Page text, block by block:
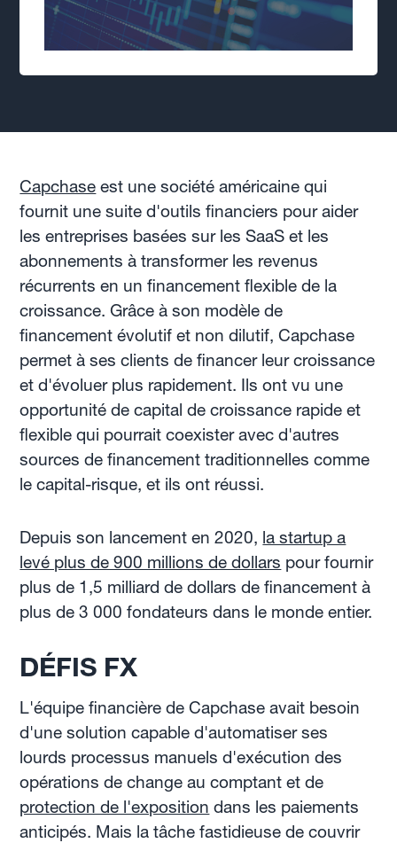
Capchase est une société américaine qui
fournit une suite d'outils financiers pour aider
les entreprises basées sur les SaaS et les
abonnements à transformer les revenus
récurrents en un financement flexible de la
croissance. Grâce à son modèle de
financement évolutif et non dilutif, Capchase
permet à ses clients de financer leur croissance
et d'évoluer plus rapidement. Ils ont vu une
opportunité de capital de croissance rapide et
flexible qui pourrait coexister avec d'autres
sources de financement traditionnelles comme
le capital-risque, et ils ont réussi.
Depuis son lancement en 2020, la startup a
levé plus de 900 millions de dollars pour fournir
plus de 1,5 milliard de dollars de financement à
plus de 3 000 fondateurs dans le monde entier.
DÉFIS FX
L'équipe financière de Capchase avait besoin
d'une solution capable d'automatiser ses
lourds processus manuels d'exécution des
opérations de change au comptant et de
protection de l'exposition dans les paiements
anticipés. Mais la tâche fastidieuse de couvrir